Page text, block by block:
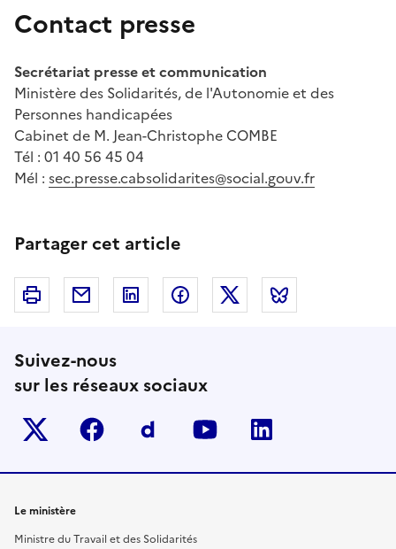
Contact presse
Secrétariat presse et communication
Ministère des Solidarités, de l'Autonomie et des
Personnes handicapées
Cabinet de M. Jean-Christophe COMBE
Tél : 01 40 56 45 04
Mél : sec.presse.cabsolidarites@social.gouv.fr
Partager cet article
Imprimer Courriel Linkedin FacebookTwitter
Suivez-nous
sur les réseaux sociaux
Twitter-x facebook Dailymotion
youtube
Le ministère
Ministre du Travail et des Solidarités